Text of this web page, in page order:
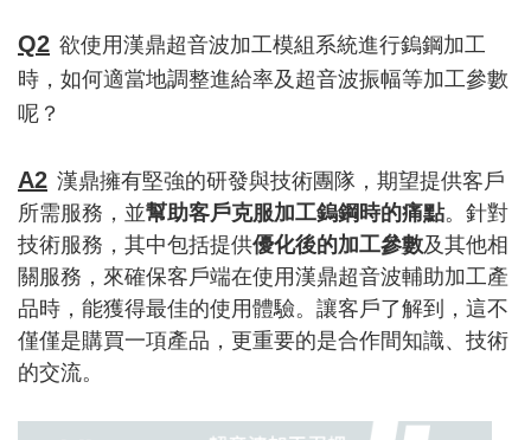
Q2 欲使用漢鼎超音波加工模組系統進行鎢鋼加工
時，如何適當地調整進給率及超音波振幅等加工參數
呢？
A2 漢鼎擁有堅強的研發與技術團隊，期望提供客戶
所需服務，並幫助客戶克服加工鎢鋼時的痛點。針對
技術服務，其中包括提供優化後的加工參數及其他相
關服務，來確保客戶端在使用漢鼎超音波輔助加工產
品時，能獲得最佳的使用體驗。讓客戶了解到，這不
僅僅是購買一項產品，更重要的是合作間知識、技術
的交流。